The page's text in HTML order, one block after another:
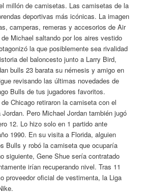
millón de camisetas. Las camisetas de la
deportivas más icónicas. La imagen
camperas, remeras y accesorios de Air
Michael saltando por los aires vestido
la que posiblemente sea rivalidad
del baloncesto junto a Larry Bird,
bulls 23 barata su némesis y amigo en
revisando las últimas novedades de
Bulls de tus jugadores favoritos.
Chicago retiraron la camiseta con el
Jordan. Pero Michael Jordan también jugó
12. Lo hizo solo en 1 partido ante
1990. En su visita a Florida, alguien
Bulls y robó la camiseta que ocuparía
siguiente, Gene Shue sería contratado
irían recuperando nivel. Tras 11
proveedor oficial de vestimenta, la Liga